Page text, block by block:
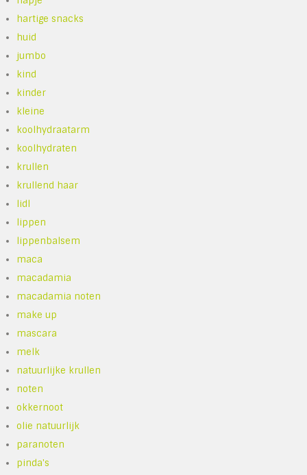
hartige snacks
huid
jumbo
kind
kinder
kleine
koolhydraatarm
koolhydraten
krullen
krullend haar
lidl
lippen
lippenbalsem
maca
macadamia
macadamia noten
make up
mascara
melk
natuurlijke krullen
noten
okkernoot
olie natuurlijk
paranoten
pinda's